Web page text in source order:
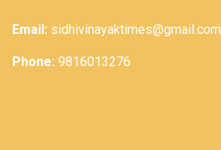
Email: sidhivinayaktimes@gmail.com
Phone: 9816013276